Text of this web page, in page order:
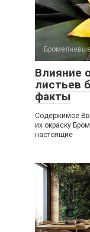
Влияние
листьев
факты
Содержимое
их окраску
настоящие